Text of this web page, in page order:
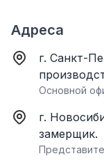
Адреса
г. Санкт-
Основной
г.
замерщик.